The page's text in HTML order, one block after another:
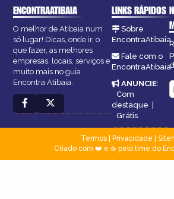
ENCONTRAATIBAIA
O melhor de Atibaia num
só lugar! Dicas, onde ir, o
que fazer, as melhores
empresas, locais, serviços e
muito mais no guia
Encontra Atibaia.
LINKS RÁPIDOS
Sobre
EncontraAtibaia
Fale com o
EncontraAtibaia
ANUNCIE:
Com
destaque |
Grátis
Termos| Privacidade
Criado com ❤️ e ☕ pelo time do